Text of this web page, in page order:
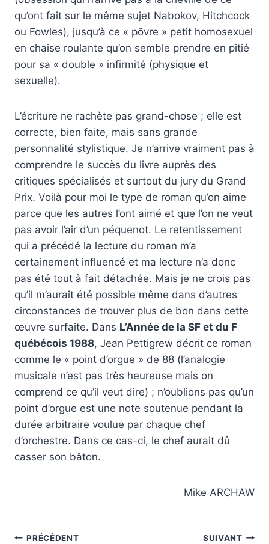
qu’ont fait sur le même sujet Nabokov, Hitchcock
ou Fowles), jusqu’à ce « pôvre » petit homosexuel
en chaise roulante qu’on semble prendre en pitié
pour sa « double » infirmité (physique et
sexuelle).
L’écriture ne rachète pas grand-chose ; elle est
correcte, bien faite, mais sans grande
personnalité stylistique. Je n’arrive vraiment pas à
comprendre le succès du livre auprès des
critiques spécialisés et surtout du jury du Grand
Prix. Voilà pour moi le type de roman qu’on aime
parce que les autres l’ont aimé et que l’on ne veut
pas avoir l’air d’un péquenot. Le retentissement
qui a précédé la lecture du roman m’a
certainement influencé et ma lecture n’a donc
pas été tout à fait détachée. Mais je ne crois pas
qu’il m’aurait été possible même dans d’autres
circonstances de trouver plus de bon dans cette
œuvre surfaite. Dans L’Année de la SF et du F
québécois 1988, Jean Pettigrew décrit ce roman
comme le « point d’orgue » de 88 (l’analogie
musicale n’est pas très heureuse mais on
comprend ce qu’il veut dire) ; n’oublions pas qu’un
point d’orgue est une note soutenue pendant la
durée arbitraire voulue par chaque chef
d’orchestre. Dans ce cas-ci, le chef aurait dû
casser son bâton.
Mike ARCHAW
PRÉCÉDENT SUIVANT